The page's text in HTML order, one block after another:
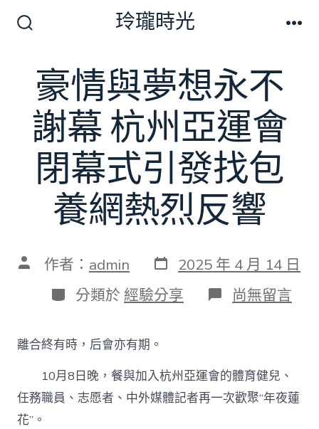
切
換
開
關
玲瓏時光
豪情與夢想永不
謝幕 杭州亞運會
閉幕式引發找包
養網熱烈反響
文 作者： admin 發
表
日
期
2025 年 4 月 14 日
分
類
分類於 經驗分享 在
〈豪
想
永
不
謝
尚無留言
離合終有時，后會亦有期。
10月8日晚，餐與加入杭州亞運會的體育健兒、
任務職員、志愿者、中外媒體記者再一次歡聚“年夜蓮
花”。